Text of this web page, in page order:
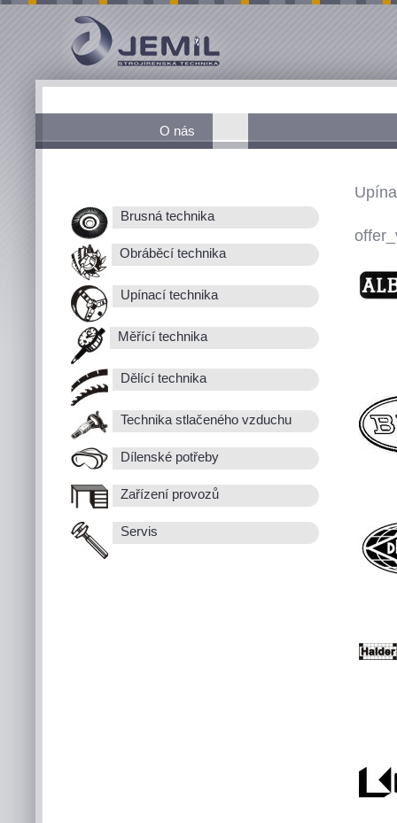
O nás
Brusná technika
Obráběcí technika
Upínací technika
Měřící technika
Dělící technika
Technika stlačeného vzduchu
Dílenské potřeby
Zařízení provozů
Servis